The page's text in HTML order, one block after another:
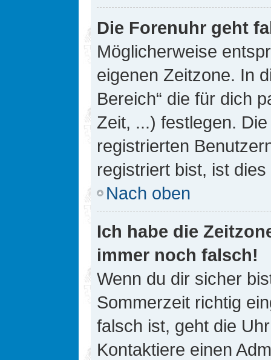
Die Forenuhr geht
Möglicherweise
eigenen Zeitzone. In
Bereich“ die für dich
Zeit, ...) festlegen.
registrierten
registriert bist, ist
Nach oben
Ich habe die
immer noch falsch!
Wenn du dir sicher
Sommerzeit richtig
falsch ist, geht die
Kontaktiere einen